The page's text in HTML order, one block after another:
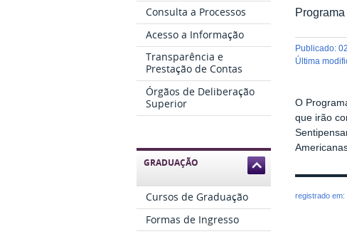
Consulta a Processos
Acesso a Informação
Transparência e
Prestação de Contas
Órgãos de Deliberação
Superior
GRADUAÇÃO
Cursos de Graduação
Formas de Ingresso
publicado:
última
O
que irão
registrado em: